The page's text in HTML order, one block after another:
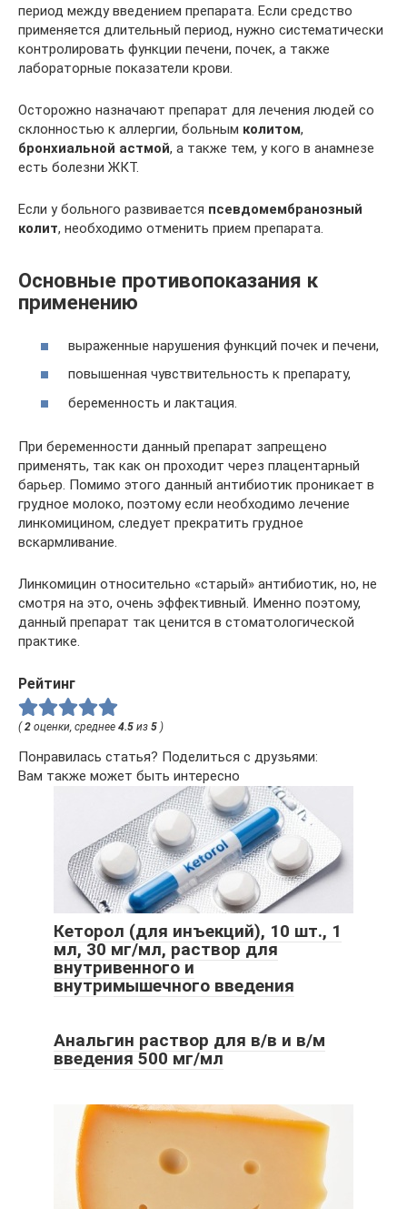
период между введением препарата. Если средство
применяется длительный период, нужно систематически
контролировать функции печени, почек, а также
лабораторные показатели крови.
Осторожно назначают препарат для лечения людей со
склонностью к аллергии, больным колитом,
бронхиальной астмой, а также тем, у кого в анамнезе
есть болезни ЖКТ.
Если у больного развивается псевдомембранозный
колит, необходимо отменить прием препарата.
Основные противопоказания к
применению
выраженные нарушения функций почек и печени,
повышенная чувствительность к препарату,
беременность и лактация.
При беременности данный препарат запрещено
применять, так как он проходит через плацентарный
барьер. Помимо этого данный антибиотик проникает в
грудное молоко, поэтому если необходимо лечение
линкомицином, следует прекратить грудное
вскармливание.
Линкомицин относительно «старый» антибиотик, но, не
смотря на это, очень эффективный. Именно поэтому,
данный препарат так ценится в стоматологической
практике.
Рейтинг
(2 оценки, среднее 4.5 из 5 )
Понравилась статья? Поделиться с друзьями:
Вам также может быть интересно
Кеторол (для инъекций), 10 шт., 1
мл, 30 мг/мл, раствор для
внутривенного и
внутримышечного введения
Анальгин раствор для в/в и в/м
введения 500 мг/мл